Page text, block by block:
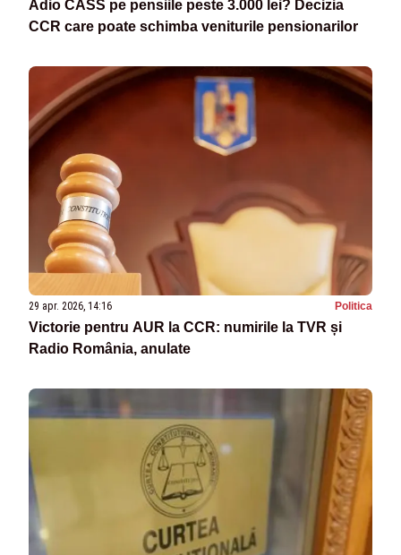
Adio CASS pe pensiile peste 3.000 lei? Decizia
CCR care poate schimba veniturile pensionarilor
29 apr. 2026, 14:16 Politica
Victorie pentru AUR la CCR: numirile la TVR și
Radio România, anulate